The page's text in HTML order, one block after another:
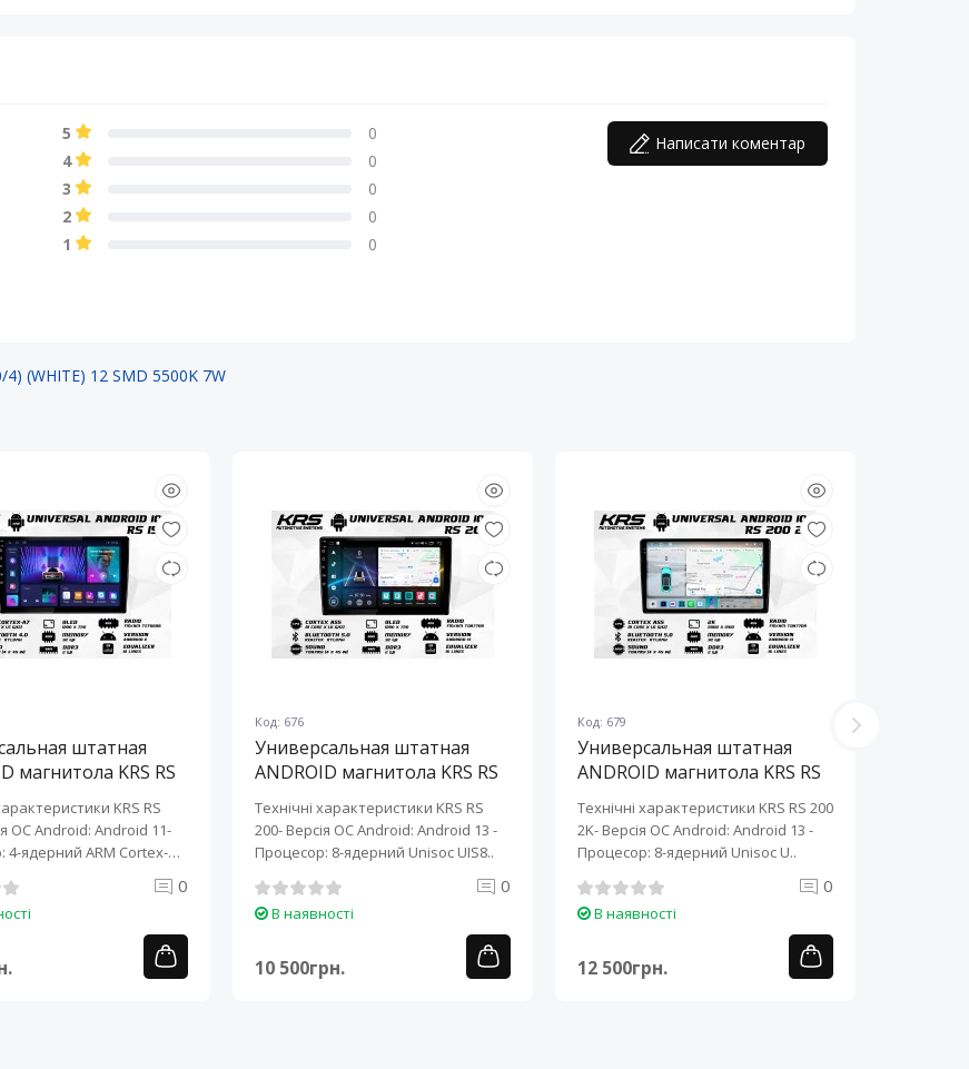
5
0
4
0
3
0
2
0
1
0
Написати коментар
(WHITE) 12 SMD 5500K 7W
штатная
магнитола KRS RS
KRS RS
ОС Android: Android 11-
4-ядерний ARM Cortex-
0
Код: 676
Универсальная штатная
ANDROID магнитола KRS RS
Технічні характеристики KRS RS
200- Версія ОС Android: Android 13 ​-
Процесор: 8-ядерний Unisoc UIS8..
0
В наявності
10 500грн.
Код: 679
Универсальная штатная
ANDROID магнитола KRS RS
Технічні характеристики KRS RS 200
2K- Версія ОС Android: Android 13 ​-
Процесор: 8-ядерний Unisoc U..
0
В наявності
12 500грн.